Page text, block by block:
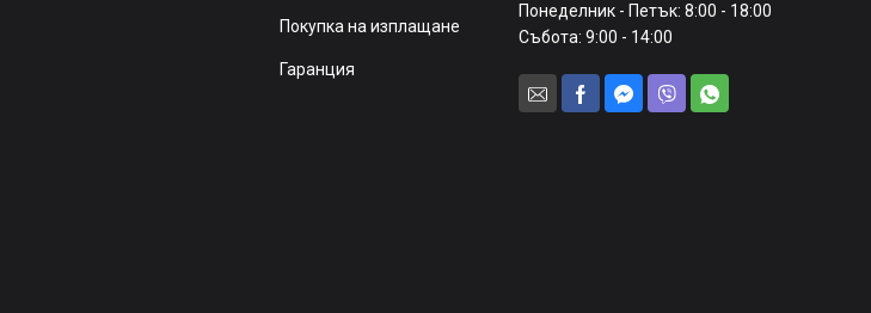
Покупка на изплащане
Гаранция
Понеделник - Петък: 8:00 - 18:00
Събота: 9:00 - 14:00